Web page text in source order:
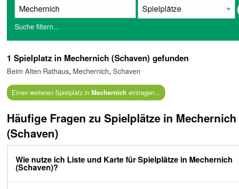
Suche filtern...
1 Spielplatz in Mechernich (Schaven) gefunden
Beim Alten Rathaus, Mechernich, Schaven
Einen weiteren Spielplatz in Mechernich eintragen...
Häufige Fragen zu Spielplätze in Mechernich
(Schaven)
Wie nutze ich Liste und Karte für Spielplätze in Mechernich
(Schaven)?